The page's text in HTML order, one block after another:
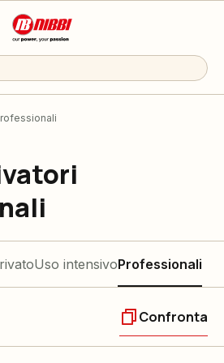
Uso intensivoProfessionali
Confronta